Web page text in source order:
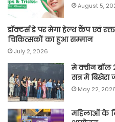
August 5,
डॉक्टर्स डे पर मेगा हेल्थ कैंप एवं
चिकित्सकों का हुआ सम्मान
July 2, 2026
मे क्वीन बॉल
सत्र में बिखेरा
May 22,
महिलाओं के